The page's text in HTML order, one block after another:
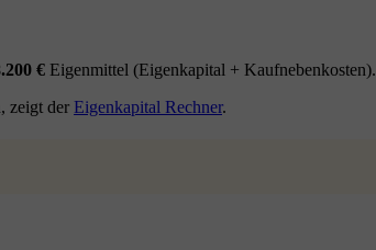
€ Eigenmittel (Eigenkapital + Kaufnebenkosten).
zeigt der Eigenkapital Rechner.